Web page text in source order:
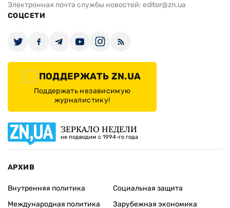
Электронная почта службы новостей: editor@zn.ua
СОЦСЕТИ
ПОДДЕРЖАТЬ ZN.UA
Поддержать независимую
журналистику!
ЗЕРКАЛО НЕДЕЛИ
не подводим с 1994-го года
АРХИВ
Внутренняя политика
Международная политика
Социальная защита
Зарубежная экономика